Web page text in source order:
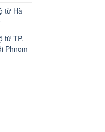
từ Hà
từ TP.
Phnom